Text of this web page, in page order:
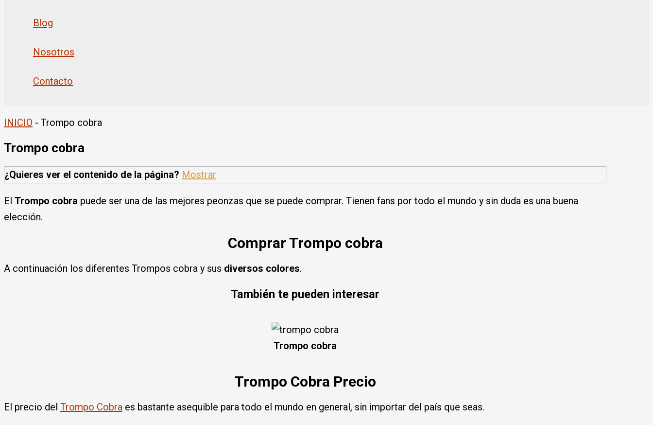
Blog
Nosotros
Contacto
INICIO - Trompo cobra
Trompo cobra
¿Quieres ver el contenido de la página? Mostrar
El Trompo cobra puede ser una de las mejores peonzas que se puede comprar. Tienen fans por todo el mundo y sin duda es una buena
elección.
Comprar Trompo cobra
A continuación los diferentes Trompos cobra y sus diversos colores.
También te pueden interesar
Trompo cobra
Trompo Cobra Precio
El precio del Trompo Cobra es bastante asequible para todo el mundo en general, sin importar del país que seas.